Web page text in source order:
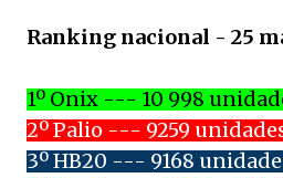
Ranking nacional - 25
1º Onix --- 10 998
2º Palio --- 9259
3º HB20 --- 9168